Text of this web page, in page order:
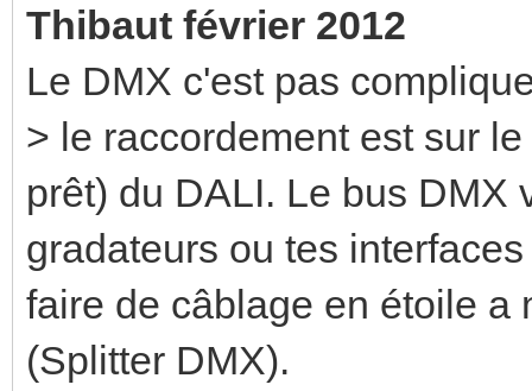
Thibaut février 2012
Le DMX c'est pas
> le raccordement est sur
prêt) du DALI. Le bus DMX
gradateurs ou tes
faire de câblage en étoile a
(Splitter DMX).